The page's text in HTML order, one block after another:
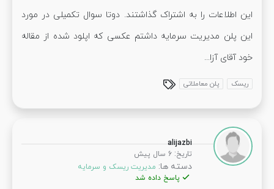
این اطلاعات را به اشتراک گذاشتند. دوتا سوال تکمیلی در مورد
این پلن مدیریت سرمایه داشتم عکسی که اپلود شده از مقاله
خود آقای آزا...
ریسک پلن معاملاتی
alijazbi
تاریخ: 6 سال پیش
دسته ها: مدیریت ریسک و سرمایه
پاسخ داده شد